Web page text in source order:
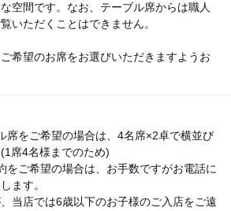
空間です。なお、テーブル席からは職人
いただくことはできません。
希望のお席をお選びいただきますようお
席をご希望の場合は、4名席×2卓で横並び
席4名様までのため)
をご希望の場合は、お手数ですがお電話に
ます。
当店では6歳以下のお子様のご入店をご遠